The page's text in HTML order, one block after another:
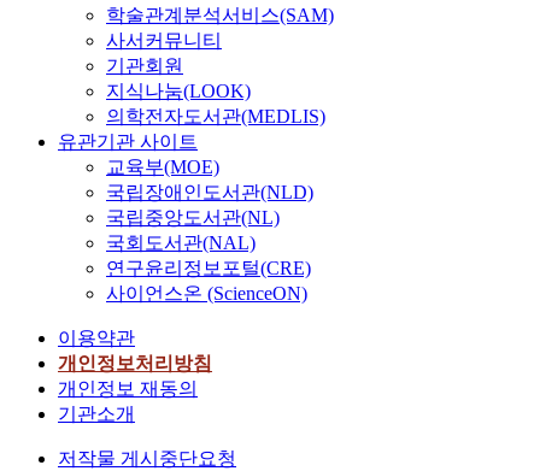
최
호
빈,
하
재
연,
신
철
규,
이
상
숙,
이
현
승
최
호
하
재
연,
철
규,
이
상
숙,
이
현
학술관계분석서비스(SAM)
사서커뮤니티
기관회원
지식나눔(LOOK)
의학전자도서관(MEDLIS)
유관기관 사이트
교육부(MOE)
국립장애인도서관(NLD)
국립중앙도서관(NL)
국회도서관(NAL)
연구윤리정보포털(CRE)
사이언스온 (ScienceON)
이용약관
개인정보처리방침
개인정보 재동의
기관소개
저작물 게시중단요청